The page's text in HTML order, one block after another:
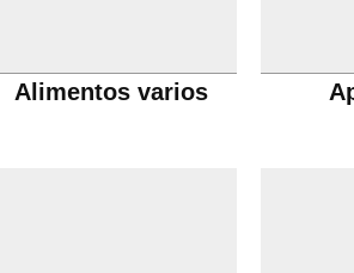
Alimentos varios